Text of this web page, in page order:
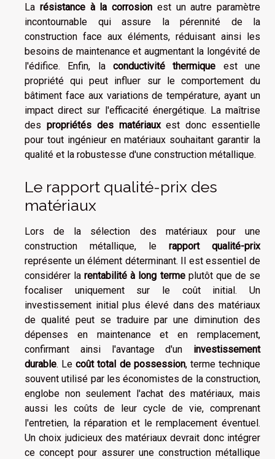
La résistance à la corrosion est un autre paramètre
incontournable qui assure la pérennité de la
construction face aux éléments, réduisant ainsi les
besoins de maintenance et augmentant la longévité de
l'édifice. Enfin, la conductivité thermique est une
propriété qui peut influer sur le comportement du
bâtiment face aux variations de température, ayant un
impact direct sur l'efficacité énergétique. La maîtrise
des propriétés des matériauxest donc essentielle
pour tout ingénieur en matériaux souhaitant garantir la
qualité et la robustesse d'une construction métallique.
Le rapport qualité-prix des
matériaux
Lors de la sélection des matériaux pour une
construction métallique, le rapport qualité-prix
représente un élément déterminant. Il est essentiel de
considérer larentabilité à long termeplutôt que de se
focaliser uniquement sur le coût initial. Un
investissement initial plus élevé dans des matériaux
de qualité peut se traduire par une diminution des
dépenses en maintenance et en remplacement,
confirmant ainsi l'avantage d'un investissement
durable. Lecoût total de possession, terme technique
souvent utilisé par les économistes de la construction,
englobe non seulement l'achat des matériaux, mais
aussi les coûts de leur cycle de vie, comprenant
l'entretien, la réparation et le remplacement éventuel.
Un choix judicieux des matériaux devrait donc intégrer
ce concept pour assurer une construction métallique